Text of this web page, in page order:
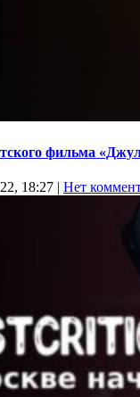
фильма
18:27 | Нет